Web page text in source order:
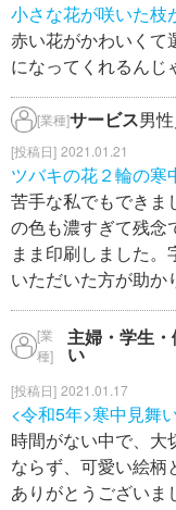
小さな花が咲いた枝
赤い花がかわいくて
になってくれるんじ
[業種]サービス男
2021.01.21
ツバキの花２輪の寒
苦手な私でもできま
の色も濃すぎて残念
まま印刷しました
いただいた方が助か
[業
種]
主婦・学生
い
2021.01.17
<令和5年>寒中見舞
時間がない中で、大
ならず、可愛い絵柄
ありがとうございま